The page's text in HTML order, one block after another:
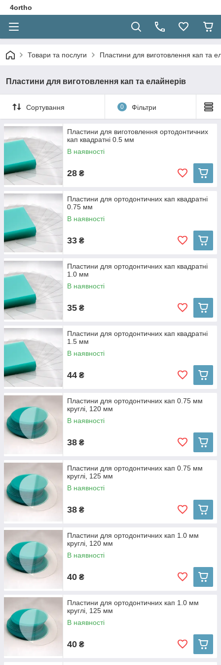
4ortho
Товари та послуги Пластини для виготовлення кап та
Пластини для виготовлення кап та елайнерів
Сортування 0 Фільтри
Пластини для виготовлення ортодонтичних
кап квадратні 0.5 мм
В наявності
28 ₴
Пластини для ортодонтичних кап квадратні
0.75 мм
В наявності
33 ₴
Пластини для ортодонтичних кап квадратні
1.0 мм
В наявності
35 ₴
Пластини для ортодонтичних кап квадратні
1.5 мм
В наявності
44 ₴
Пластини для ортодонтичних кап 0.75 мм
круглі, 120 мм
В наявності
38 ₴
Пластини для ортодонтичних кап 0.75 мм
круглі, 125 мм
В наявності
38 ₴
Пластини для ортодонтичних кап 1.0 мм
круглі, 120 мм
В наявності
40 ₴
Пластини для ортодонтичних кап 1.0 мм
круглі, 125 мм
В наявності
40 ₴